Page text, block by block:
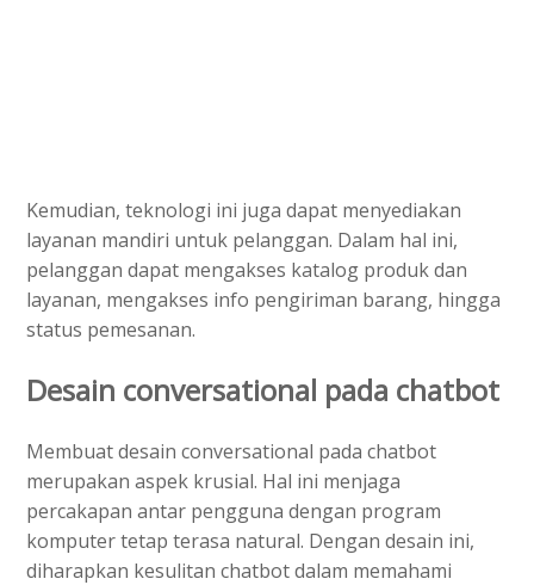
Kemudian, teknologi ini juga dapat menyediakan
layanan mandiri untuk pelanggan. Dalam hal ini,
pelanggan dapat mengakses katalog produk dan
layanan, mengakses info pengiriman barang, hingga
status pemesanan.
Desain conversational pada chatbot
Membuat desain conversational pada chatbot
merupakan aspek krusial. Hal ini menjaga
percakapan antar pengguna dengan program
komputer tetap terasa natural. Dengan desain ini,
diharapkan kesulitan chatbot dalam memahami